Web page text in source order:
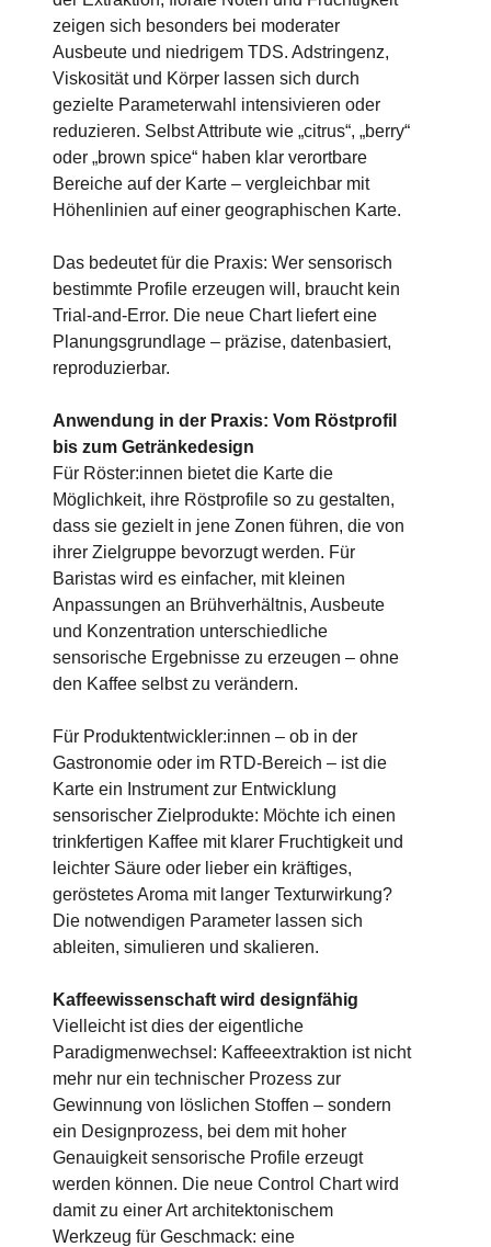
zeigen sich besonders bei moderater
Ausbeute und niedrigem TDS. Adstringenz,
Viskosität und Körper lassen sich durch
gezielte Parameterwahl intensivieren oder
reduzieren. Selbst Attribute wie „citrus“, „berry“
oder „brown spice“ haben klar verortbare
Bereiche auf der Karte – vergleichbar mit
Höhenlinien auf einer geographischen Karte.
Das bedeutet für die Praxis: Wer sensorisch
bestimmte Profile erzeugen will, braucht kein
Trial-and-Error. Die neue Chart liefert eine
Planungsgrundlage – präzise, datenbasiert,
reproduzierbar.
Anwendung in der Praxis: Vom Röstprofil
bis zum Getränkedesign
Für Röster:innen bietet die Karte die
Möglichkeit, ihre Röstprofile so zu gestalten,
dass sie gezielt in jene Zonen führen, die von
ihrer Zielgruppe bevorzugt werden. Für
Baristas wird es einfacher, mit kleinen
Anpassungen an Brühverhältnis, Ausbeute
und Konzentration unterschiedliche
sensorische Ergebnisse zu erzeugen – ohne
den Kaffee selbst zu verändern.
Für Produktentwickler:innen – ob in der
Gastronomie oder im RTD-Bereich – ist die
Karte ein Instrument zur Entwicklung
sensorischer Zielprodukte: Möchte ich einen
trinkfertigen Kaffee mit klarer Fruchtigkeit und
leichter Säure oder lieber ein kräftiges,
geröstetes Aroma mit langer Texturwirkung?
Die notwendigen Parameter lassen sich
ableiten, simulieren und skalieren.
Kaffeewissenschaft wird designfähig
Vielleicht ist dies der eigentliche
Paradigmenwechsel: Kaffeeextraktion ist nicht
mehr nur ein technischer Prozess zur
Gewinnung von löslichen Stoffen – sondern
ein Designprozess, bei dem mit hoher
Genauigkeit sensorische Profile erzeugt
werden können. Die neue Control Chart wird
damit zu einer Art architektonischem
Werkzeug für Geschmack: eine